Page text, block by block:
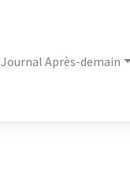
Journal Après-demain